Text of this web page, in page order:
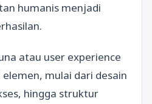
humanis menjadi
atau user experience
mulai dari desain
hingga struktur